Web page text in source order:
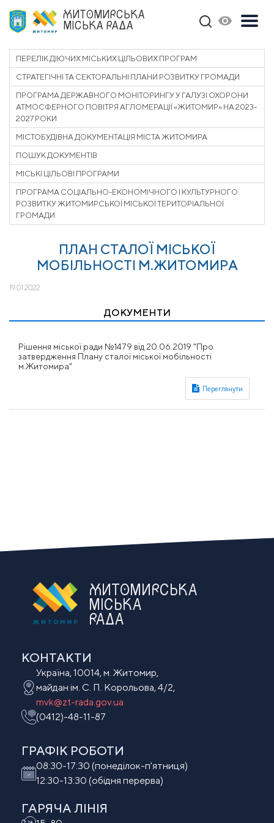
ЖИТОМИРСЬКА
МІСЬКА РАДА
ПЛАН СТАЛОЇ МІСЬКОЇ
МОБІЛЬНОСТІ М.ЖИТОМИРА
19.01.2022
ДОКУМЕНТИ
Рішення міської ради №1479 від 20.06.2019 "Про
затвердження Плану сталої міської мобільності
м.Житомира"
ПЕРЕЛІК ДІЮЧИХ МІСЬКИХ ЦІЛЬОВИХ ПРОГРАМ
СТРАТЕГІЧНІ ТА СЕКТОРАЛЬНІ ПЛАНИ РОЗВИТКУ ГРОМАДИ
ПРОГРАМА ДЕРЖАВНОГО МОНІТОРИНГУ У ГАЛУЗІ ОХОРОНИ
АТМОСФЕРНОГО ПОВІТРЯ АГЛОМЕРАЦІЇ «ЖИТОМИР» НА 2023-
2027 РОКИ
МІСТОБУДІВНА ДОКУМЕНТАЦІЯ МІСТА ЖИТОМИРА
ПОШУК ДОКУМЕНТІВ
МІСЬКІ ЦІЛЬОВІ ПРОГРАМИ
ПРОГРАМА СОЦІАЛЬНО-ЕКОНОМІЧНОГО І КУЛЬТУРНОГО
РОЗВИТКУ ЖИТОМИРСЬКОЇ МІСЬКОЇ ТЕРИТОРІАЛЬНОЇ
ГРОМАДИ
ЖИТОМИРСЬКА
МІСЬКА
РАДА
КОНТАКТИ
Україна, 10014, м. Житомир,
майдан ім. С. П. Корольова, 4/2,
mvk@zt-rada.gov.ua
(0412)-48-11-87
ГРАФІК РОБОТИ
08:30-17:30 (понеділок-п'ятниця)
12:30-13:30 (обідня перерва)
ГАРЯЧА ЛІНІЯ